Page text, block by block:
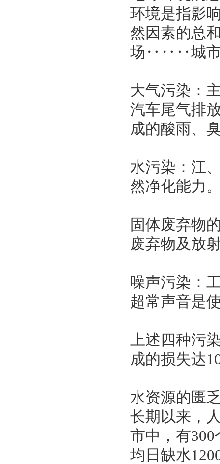
环境是指影
然因素的总
场‥‥‥城市
大气污染：
汽车尾气排
成的酸雨、
水污染：江
然净化能力
固体废弃物
废弃物及放
噪声污染：
超常声音是
上述四种污
成的损失达
水资源的匮
长期以来，
市中，有
均日缺水